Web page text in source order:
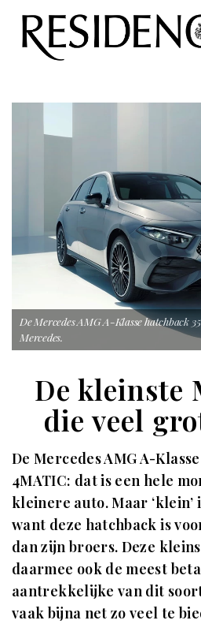
Overslaan en ga direct
De Mercedes AMG A-Klasse hatchback
Mercedes.
De kleinste
die veel
De Mercedes AMG A-
4MATIC: dat is een hele
kleinere auto. Maar
want deze hatchback is
dan zijn broers. Deze
daarmee ook de meest
aantrekkelijke van dit soort
vaak bijna net zo veel te